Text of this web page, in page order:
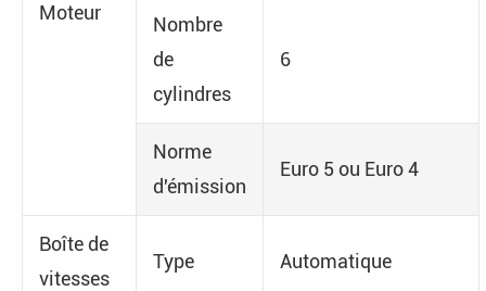
Moteur
Nombre
de
cylindres
6
Norme
d'émission
Euro 5 ou Euro 4
Boîte de
vitesses
Type Automatique